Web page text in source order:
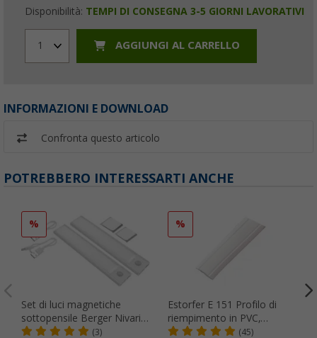
Disponibilità: TEMPI DI CONSEGNA 3-5 GIORNI LAVORATIVI
1 AGGIUNGI AL CARRELLO
INFORMAZIONI E DOWNLOAD
Confronta questo articolo
POTREBBERO INTERESSARTI ANCHE
%
Set di luci magnetiche
sottopensile Berger Nivaria
20 con sensore di
(3)
%
Estorfer E 151 Profilo di
riempimento in PVC,
larghezza 11,8 mm,
(45)